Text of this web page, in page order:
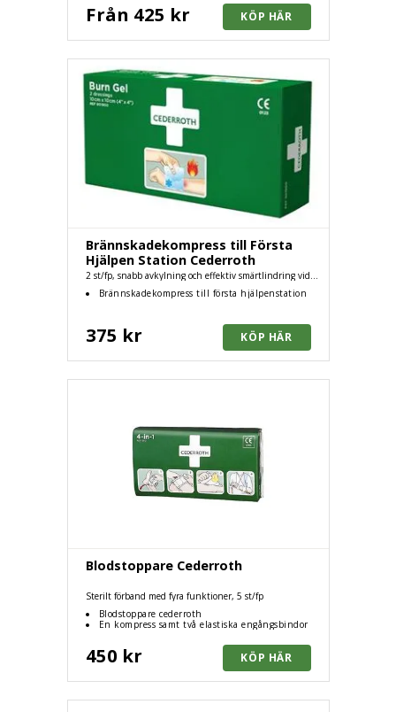
Från 425 kr
Brännskadekompress till Första
Hjälpen Station Cederroth
2 st/fp, snabb avkylning och effektiv smärtlindring vid
Brännskadekompress till första hjälpenstation
375 kr
Blodstoppare Cederroth
Sterilt förband med fyra funktioner, 5 st/fp
Blodstoppare cederroth
En kompress samt två elastiska engångsbindor
450 kr